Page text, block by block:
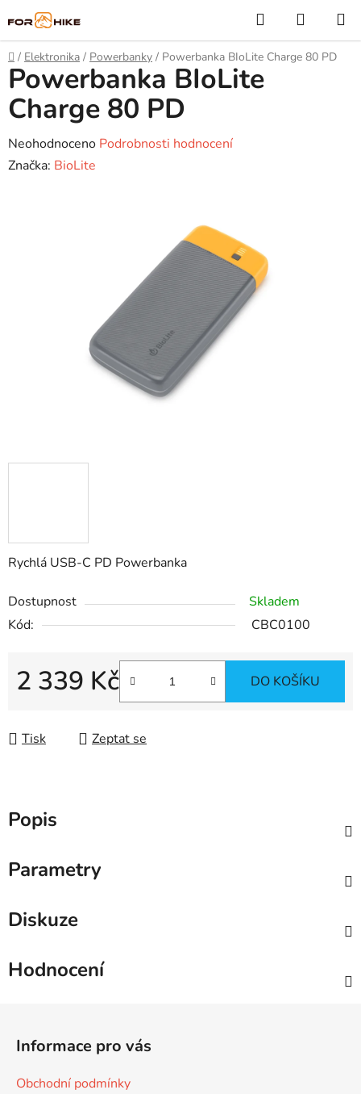
na
obsah
Hledat
KOŠÍK
Domů
/ Elektronika / Powerbanky / Powerbanka BIoLite Charge 80 PD
Rychlá USB-C PD Powerbanka
Dostupnost
Skladem
Kód:
CBC0100
2 339 Kč DO KOŠÍKU
Tisk Zeptat se
Powerbanka BIoLite
Charge 80 PD
Průměrné
hodnocení
Neohodnoceno Podrobnosti hodnocení
Značka: BioLite
Popis
Parametry
Diskuze
Hodnocení
Informace pro vás
Obchodní podmínky